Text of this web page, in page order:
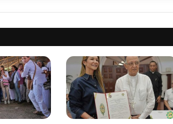
a
n
V
a
l
l
e
d